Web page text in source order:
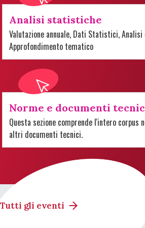
Analisi statistiche
Valutazione annuale, Dati Statistici,
Approfondimento tematico
Norme e documenti
Questa sezione comprende l'intero corpus
altri documenti tecnici.
Tutti gli eventi